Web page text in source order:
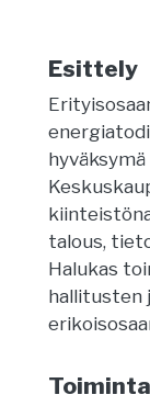
Esittely
talous,
Halukas
hallitusten